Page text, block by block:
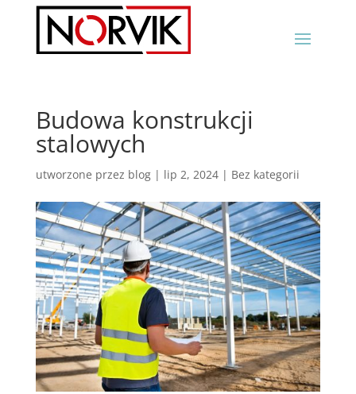
Budowa konstrukcji
stalowych
utworzone przez blog| lip 2, 2024| Bez kategorii